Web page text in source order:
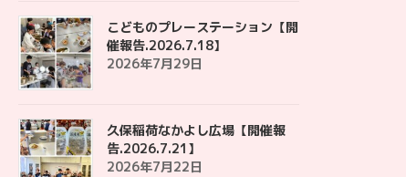
こどものプレーステーション【開
催報告.2026.7.18】
2026年7月29日
久保稲荷なかよし広場【開催報
告.2026.7.21】
2026年7月22日